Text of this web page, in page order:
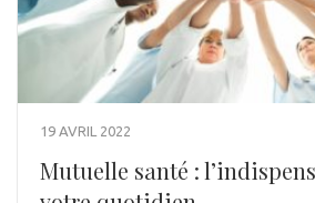
19 AVRIL 2022
Mutuelle santé :